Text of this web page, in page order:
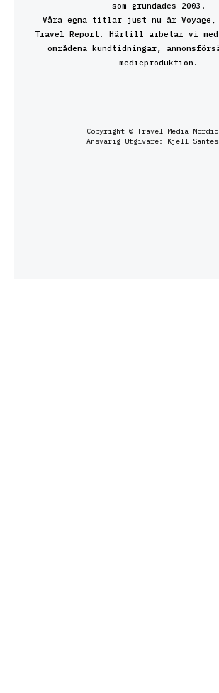
som grundades 2003.
Våra egna titlar just nu är Voyage,
Travel Report. Härtill arbetar vi med
områdena kundtidningar,
medieproduktion.
Copyright © Travel Media Nordic
Ansvarig Utgivare: Kjell